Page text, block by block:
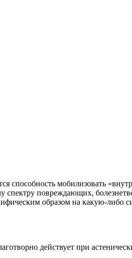
способность мобилизовать
спектру повреждающих,
образом на какую-либо
действует при